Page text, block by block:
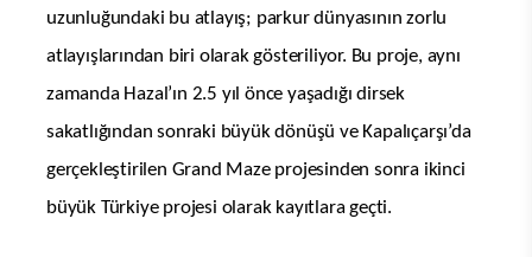
uzunluğundaki bu atlayış; parkur dünyasının zorlu
atlayışlarından biri olarak gösteriliyor. Bu proje, aynı
zamanda Hazal’ın 2.5 yıl önce yaşadığı dirsek
sakatlığından sonraki büyük dönüşü ve Kapalıçarşı’da
gerçekleştirilen Grand Maze projesinden sonra ikinci
büyük Türkiye projesi olarak kayıtlara geçti.